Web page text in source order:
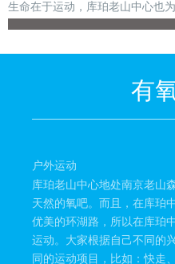
生命在于运动，库珀老山中心也
有
户外运动
库珀老山中心地处南京老山
天然的氧吧。而且，在库珀
优美的环湖路，所以在库珀
运动。大家根据自己不同的
同的运动项目，比如：快走